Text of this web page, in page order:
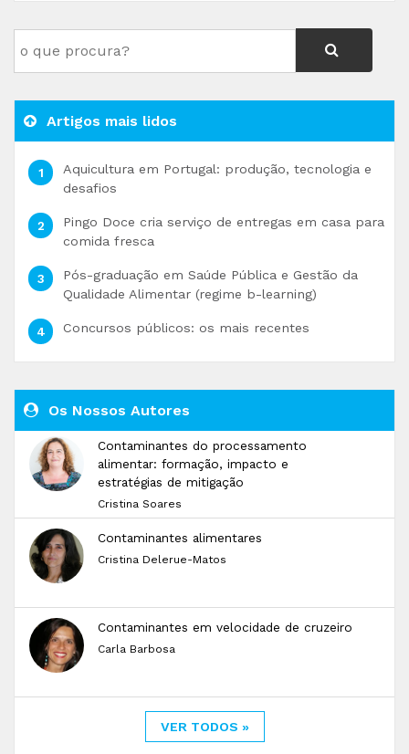
Artigos mais lidos
Aquicultura em Portugal: produção, tecnologia e
desafios
Pingo Doce cria serviço de entregas em casa para
comida fresca
Pós-graduação em Saúde Pública e Gestão da
Qualidade Alimentar (regime b-learning)
Concursos públicos: os mais recentes
Os Nossos Autores
Contaminantes do processamento
alimentar: formação, impacto e
estratégias de mitigação
Cristina Soares
Contaminantes alimentares
Cristina Delerue-Matos
Contaminantes em velocidade de cruzeiro
Carla Barbosa
VER TODOS »